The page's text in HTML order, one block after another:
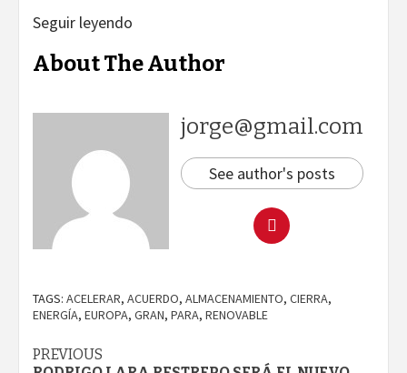
Seguir leyendo
About The Author
jorge@gmail.com
See author's posts
TAGS: ACELERAR, ACUERDO, ALMACENAMIENTO, CIERRA,
ENERGÍA, EUROPA, GRAN, PARA, RENOVABLE
Continue
PREVIOUS